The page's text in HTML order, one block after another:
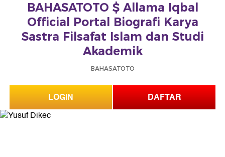
Loading...BAHASATOTO $ Allama Iqbal
Official Portal Biografi Karya
Sastra Filsafat Islam dan Studi
Akademik
BAHASATOTO
LOGIN DAFTAR